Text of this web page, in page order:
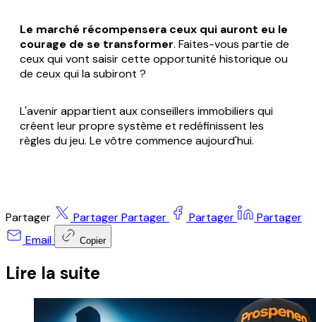
Le marché récompensera ceux qui auront eu le
courage de se transformer. Faites-vous partie de
ceux qui vont saisir cette opportunité historique ou
de ceux qui la subiront ?
L'avenir appartient aux conseillers immobiliers qui
créent leur propre système et redéfinissent les
règles du jeu. Le vôtre commence aujourd'hui.
Partager PartagerPartager Partager
Partager
Email
Copier
Lire la suite